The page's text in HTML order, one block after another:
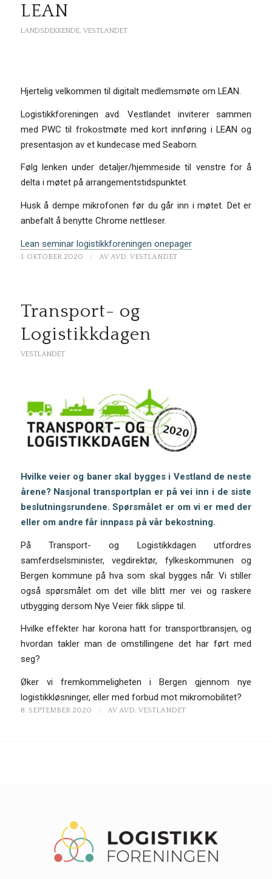
LEAN
LANDSDEKKENDE, VESTLANDET
Hjertelig velkommen til digitalt medlemsmøte om LEAN.
Logistikkforeningen avd. Vestlandet inviterer sammen
med PWC til frokostmøte med kort innføring i LEAN og
presentasjon av et kundecase med Seaborn.
Følg lenken under detaljer/hjemmeside til venstre for å
delta i møtet på arrangementstidspunktet.
Husk å dempe mikrofonen før du går inn i møtet. Det er
anbefalt å benytte Chrome nettleser.
Lean seminar logistikkforeningen onepager
1. OKTOBER 2020 / AV AVD. VESTLANDET
Transport- og
Logistikkdagen
VESTLANDET
Hvilke veier og baner skal bygges i Vestland de neste
årene? Nasjonal transportplan er på vei inn i de siste
beslutningsrundene. Spørsmålet er om vi er med der
eller om andre får innpass på vår bekostning.
På Transport- og Logistikkdagen utfordres
samferdselsminister, vegdirektør, fylkeskommunen og
Bergen kommune på hva som skal bygges når. Vi stiller
også spørsmålet om det ville blitt mer vei og raskere
utbygging dersom Nye Veier fikk slippe til.
Hvilke effekter har korona hatt for transportbransjen, og
hvordan takler man de omstillingene det har ført med
seg?
Øker vi fremkommeligheten i Bergen gjennom nye
logistikkløsninger, eller med forbud mot mikromobilitet?
8. SEPTEMBER 2020 / AV AVD. VESTLANDET